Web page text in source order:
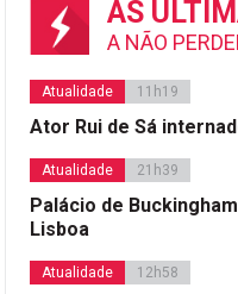
AS
A NÃO
Atualidade 11h19
Ator Rui de Sá
Atualidade 21h39
Palácio de
Lisboa
Atualidade 12h58